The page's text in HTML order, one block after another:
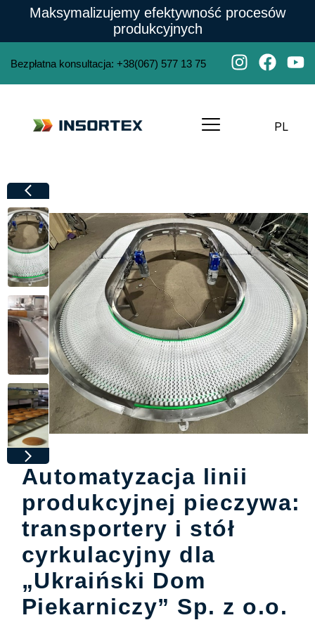
Maksymalizujemy efektywność procesów
produkcyjnych
Bezpłatna konsultacja: +38(067) 577 13 75
PL
Automatyzacja linii
produkcyjnej pieczywa:
transportery i stół
cyrkulacyjny dla
„Ukraiński Dom
Piekarniczy” Sp. z o.o.